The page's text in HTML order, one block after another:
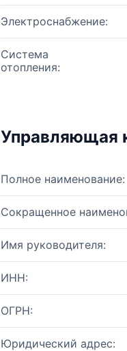
Электроснабжение:
Система
отопления:
Управляющая
Полное наименование:
Сокращенное
Имя руководителя:
ИНН:
ОГРН:
Юридический адрес: